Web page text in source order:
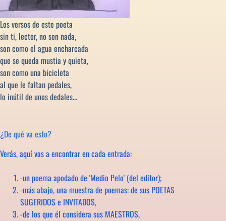
Los versos de este poeta
sin ti, lector, no son nada,
son como el agua encharcada
que se queda mustia y quieta,
son como una bicicleta
al que le faltan pedales,
lo inútil de unos dedales...
¿De qué va esto?
Verás, aquí vas a encontrar en cada entrada:
-un poema apodado de 'Medio Pelo' (del editor);
-más abajo, una muestra de poemas: de sus POETAS
SUGERIDOS e INVITADOS,
-de los que él considera sus MAESTROS,